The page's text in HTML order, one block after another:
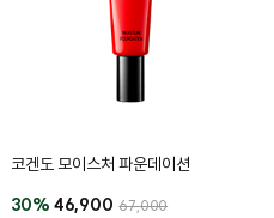
코겐도 모이스처 파운데이션
30% 46,900 67,000